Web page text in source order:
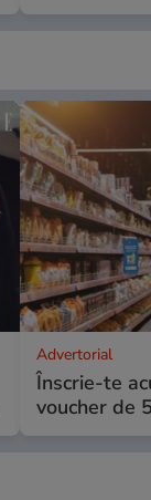
Advertorial
Înscrie-te
voucher de